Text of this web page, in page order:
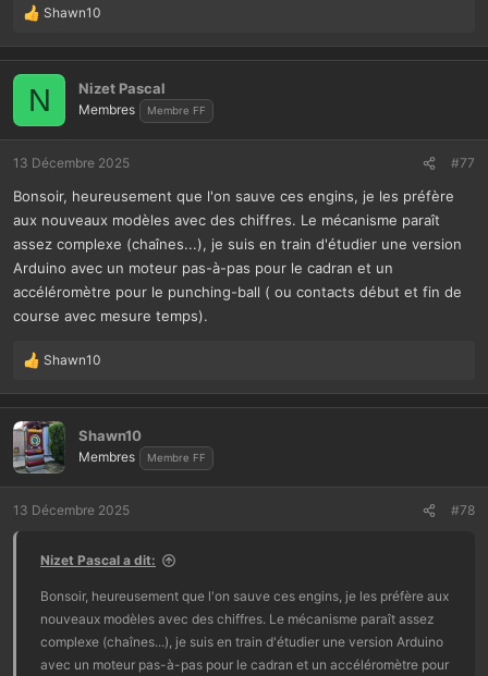
L
s
r
c
t
o
n
Shawn10
N Nizet Pascal
Membres Membre FF
13 Décembre 2025 #77
Bonsoir, heureusement que l'on sauve ces engins, je les préfère
aux nouveaux modèles avec des chiffres. Le mécanisme paraît
assez complexe (chaînes...), je suis en train d'étudier une version
Arduino avec un moteur pas-à-pas pour le cadran et un
accéléromètre pour le punching-ball ( ou contacts début et fin de
course avec mesure temps).
L
s
r
é
a
c
t
Shawn10
Shawn10
Membres Membre FF
13 Décembre 2025 #78
Nizet Pascal a dit:
Bonsoir, heureusement que l'on sauve ces engins, je les préfère aux
nouveaux modèles avec des chiffres. Le mécanisme paraît assez
complexe (chaînes...), je suis en train d'étudier une version Arduino
avec un moteur pas-à-pas pour le cadran et un accéléromètre pour